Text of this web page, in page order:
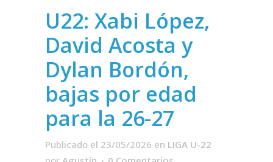
U22: Xabi López,
David Acosta y
Dylan Bordón,
bajas por edad
para la 26-27
Publicado el 23/05/2026 en LIGA U-22